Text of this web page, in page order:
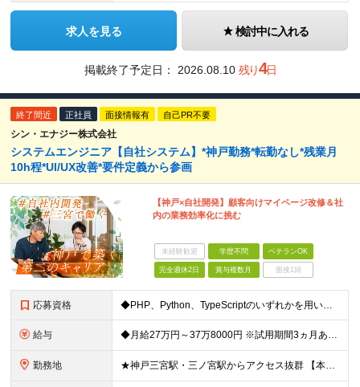
求人を見る 検討中に入れる
掲載終了予定日： 2026.08.10 残り4日
終了間近 正社員 面接情報有 自己PR不要
シン・エナジー株式会社
システムエンジニア【自社システム】*神戸勤務*転勤なし*残業月
10h程*UI/UX改善*要件定義から参画
【神戸×自社開発】顧客向けマイページ改修＆社
内の業務効率化に挑む
未経験歓迎 学歴不問 ベテランOK
完全週休2日 賞与複数月 面接1回
応募資格 ◆PHP、Python、TypeScriptのいずれかを用いた開発経験がある方 ※学歴不問 ≪こんな方を求めています≫ ◇自社システムの開発に上流から関わりたい方 ◇ユーザーと直接対話し、提案しなが
給与 ◆月給27万円～37万8000円 ※試用期間3ヵ月あり。期間中の給与・待遇の差異はありません ※残業代は全額支給いたします。
勤務地 ★神戸三宮駅・三ノ宮駅からアクセス抜群 【本社】 兵庫県神戸市中央区御幸通8-1-6 神戸国際会館14階 ※(変更の範囲)上記を除く当社関連勤務地